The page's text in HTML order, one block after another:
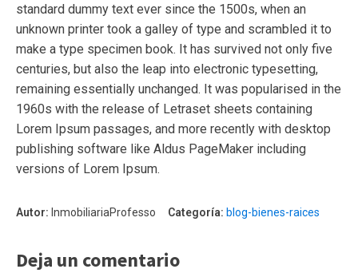
standard dummy text ever since the 1500s, when an
unknown printer took a galley of type and scrambled it to
make a type specimen book. It has survived not only five
centuries, but also the leap into electronic typesetting,
remaining essentially unchanged. It was popularised in the
1960s with the release of Letraset sheets containing
Lorem Ipsum passages, and more recently with desktop
publishing software like Aldus PageMaker including
versions of Lorem Ipsum.
Autor: InmobiliariaProfesso Categoría: blog-bienes-raices
Deja un comentario